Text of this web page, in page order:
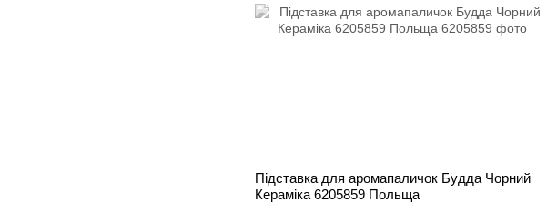
Підставка для аромапаличок Будда Чорний
Кераміка 6205859 Польща